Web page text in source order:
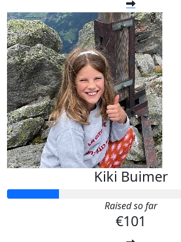
Kiki Buimer
Raised so far
€101